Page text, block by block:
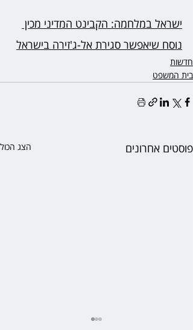
ישראל במלחמה: הקבינט המדיני מכין
נוסח שיאפשר סגירת אל-ג'זירה בישראל
חדשות
בית המשפט
פוסטים אחרונים הצג הכול